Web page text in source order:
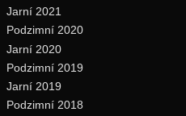
Jarní 2021
Podzimní 2020
Jarní 2020
Podzimní 2019
Jarní 2019
Podzimní 2018